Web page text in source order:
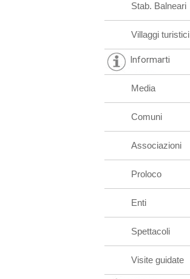
Stab. Balneari
Villaggi turistici
Informarti
Media
Comuni
Associazioni
Proloco
Enti
Spettacoli
Visite guidate